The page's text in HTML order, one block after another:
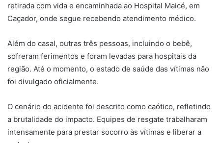
retirada com vida e encaminhada ao Hospital Maicé, em
Caçador, onde segue recebendo atendimento médico.
Além do casal, outras três pessoas, incluindo o bebê,
sofreram ferimentos e foram levadas para hospitais da
região. Até o momento, o estado de saúde das vítimas não
foi divulgado oficialmente.
O cenário do acidente foi descrito como caótico, refletindo
a brutalidade do impacto. Equipes de resgate trabalharam
intensamente para prestar socorro às vítimas e liberar a